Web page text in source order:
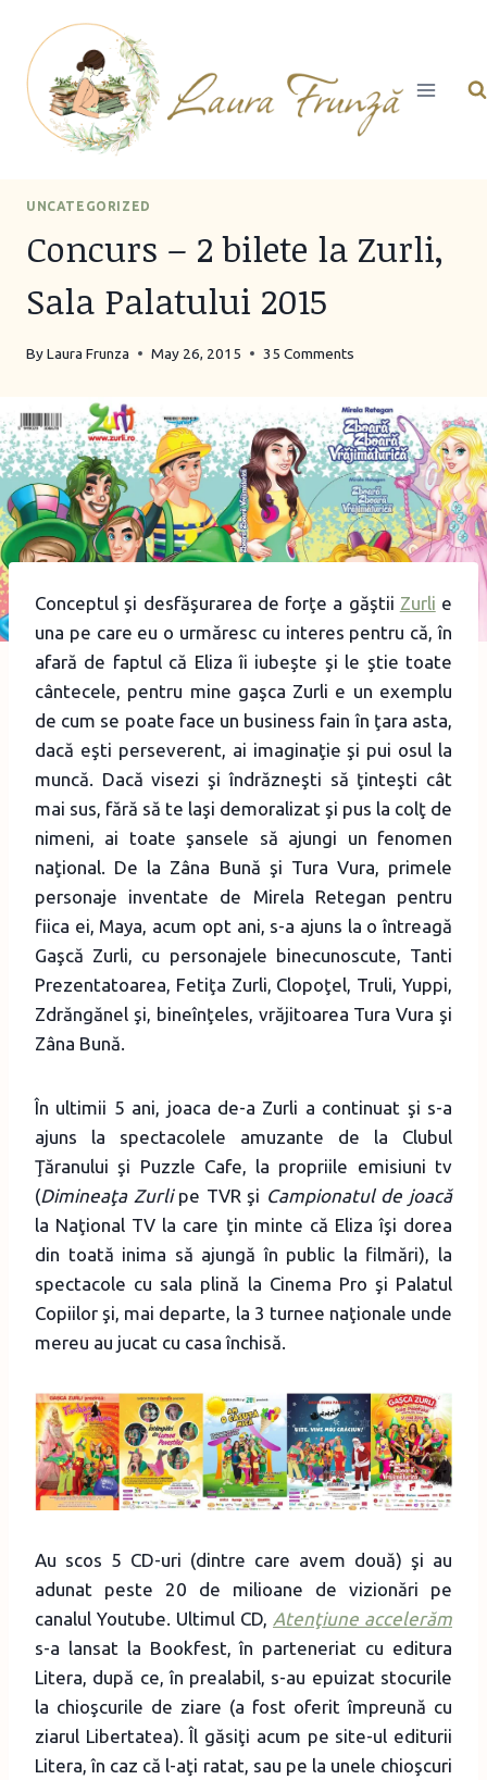
content
UNCATEGORIZED
Concurs – 2 bilete la Zurli,
Sala Palatului 2015
ByLaura Frunza May 26, 2015 35 Comments
Conceptul şi desfăşurarea de forţe a găştii Zurli e
una pe care eu o urmăresc cu interes pentru că, în
afară de faptul că Eliza îi iubeşte şi le ştie toate
cântecele, pentru mine gaşca Zurli e un exemplu
de cum se poate face un business fain în ţara asta,
dacă eşti perseverent, ai imaginaţie şi pui osul la
muncă. Dacă visezi şi îndrăzneşti să ţinteşti cât
mai sus, fără să te laşi demoralizat şi pus la colţ de
nimeni, ai toate şansele să ajungi un fenomen
naţional. De la Zâna Bună şi Tura Vura, primele
personaje inventate de Mirela Retegan pentru
fiica ei, Maya, acum opt ani, s-a ajuns la o întreagă
Gaşcă Zurli, cu personajele binecunoscute, Tanti
Prezentatoarea, Fetiţa Zurli, Clopoţel, Truli, Yuppi,
Zdrăngănel şi, bineînţeles, vrăjitoarea Tura Vura şi
Zâna Bună.
În ultimii 5 ani, joaca de-a Zurli a continuat şi s-a
ajuns la spectacolele amuzante de la Clubul
Ţăranului şi Puzzle Cafe, la propriile emisiuni tv
(Dimineaţa Zurlipe TVR şi Campionatul de joacă
la Naţional TV la care ţin minte că Eliza îşi dorea
din toată inima să ajungă în public la filmări), la
spectacole cu sala plină la Cinema Pro şi Palatul
Copiilor şi, mai departe, la 3 turnee naţionale unde
mereu au jucat cu casa închisă.
Au scos 5 CD-uri (dintre care avem două) şi au
adunat peste 20 de milioane de vizionări pe
canalul Youtube. Ultimul CD, Atenţiune accelerăm
s-a lansat la Bookfest, în parteneriat cu editura
Litera, după ce, în prealabil, s-au epuizat stocurile
la chioşcurile de ziare (a fost oferit împreună cu
ziarul Libertatea). Îl găsiţi acum pe site-ul editurii
Litera, în caz că l-aţi ratat, sau pe la unele chioşcuri